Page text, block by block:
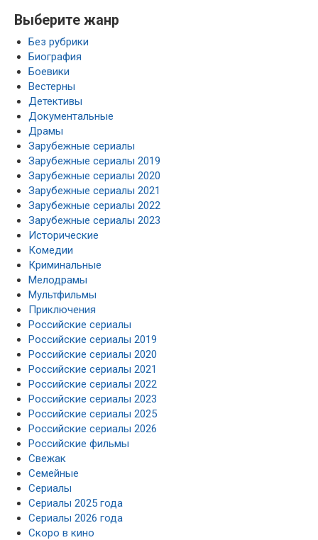
Выберите жанр
Без рубрики
Биография
Боевики
Вестерны
Детективы
Документальные
Драмы
Зарубежные сериалы
Зарубежные сериалы 2019
Зарубежные сериалы 2020
Зарубежные сериалы 2021
Зарубежные сериалы 2022
Зарубежные сериалы 2023
Исторические
Комедии
Криминальные
Мелодрамы
Мультфильмы
Приключения
Российские сериалы
Российские сериалы 2019
Российские сериалы 2020
Российские сериалы 2021
Российские сериалы 2022
Российские сериалы 2023
Российские сериалы 2025
Российские сериалы 2026
Российские фильмы
Свежак
Семейные
Сериалы
Сериалы 2025 года
Сериалы 2026 года
Скоро в кино